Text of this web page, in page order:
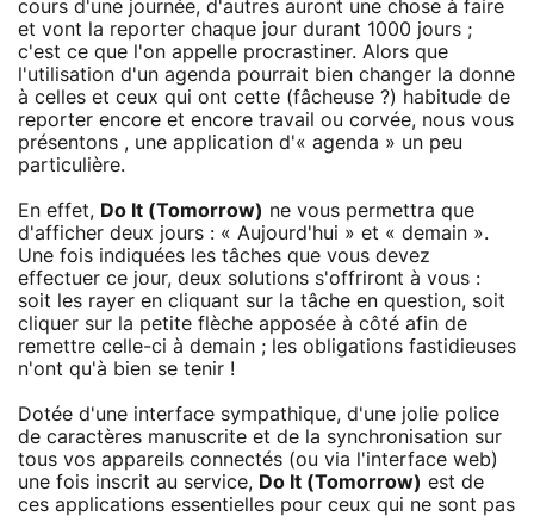
cours d'une journée, d'autres auront une chose à faire
et vont la reporter chaque jour durant 1000 jours ;
c'est ce que l'on appelle procrastiner. Alors que
l'utilisation d'un agenda pourrait bien changer la donne
à celles et ceux qui ont cette (fâcheuse ?) habitude de
reporter encore et encore travail ou corvée, nous vous
présentons , une application d'« agenda » un peu
particulière.
En effet, Do It (Tomorrow) ne vous permettra que
d'afficher deux jours : « Aujourd'hui » et « demain ».
Une fois indiquées les tâches que vous devez
effectuer ce jour, deux solutions s'offriront à vous :
soit les rayer en cliquant sur la tâche en question, soit
cliquer sur la petite flèche apposée à côté afin de
remettre celle-ci à demain ; les obligations fastidieuses
n'ont qu'à bien se tenir !
Dotée d'une interface sympathique, d'une jolie police
de caractères manuscrite et de la synchronisation sur
tous vos appareils connectés (ou via l'interface web)
une fois inscrit au service, Do It (Tomorrow) est de
ces applications essentielles pour ceux qui ne sont pas